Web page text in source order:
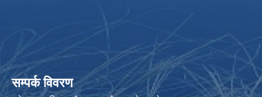
सम्पर्क विवरण